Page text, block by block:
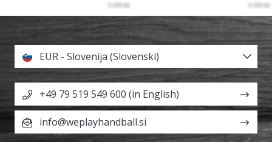
EUR - Slovenija (Slovenski)
+49 79 519 549 600 (in English)
info@weplayhandball.si